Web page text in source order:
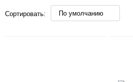
Сортировать: По умолчанию